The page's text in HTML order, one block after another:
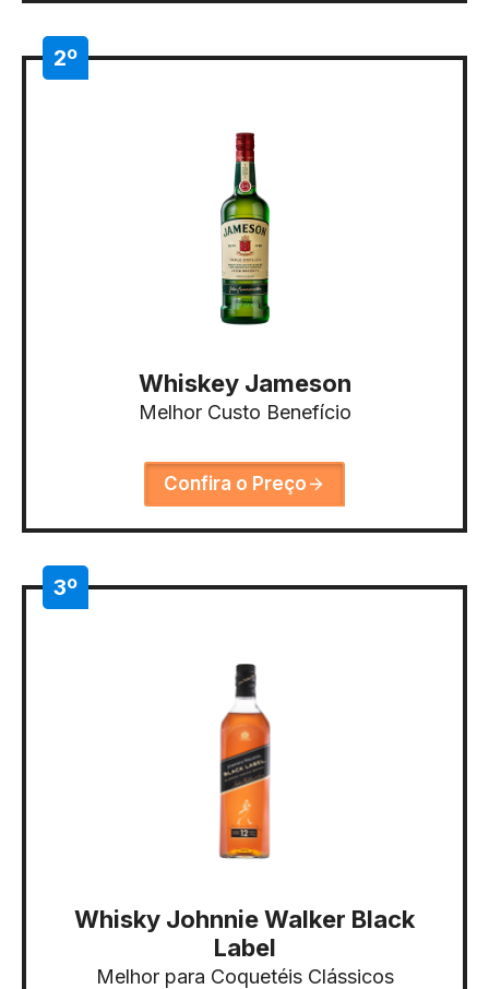
2º
Whiskey Jameson
Melhor Custo Benefício
Confira o Preço
3º
Whisky Johnnie Walker Black
Label
Melhor para Coquetéis Clássicos